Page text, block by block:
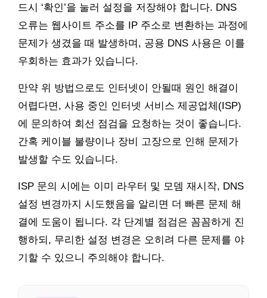
드시 ‘확인’을 눌러 설정을 저장해야 합니다. DNS
오류는 웹사이트 주소를 IP 주소로 변환하는 과정에
문제가 생겼을 때 발생하며, 공용 DNS 사용은 이를
우회하는 효과가 있습니다.
만약 위 방법으로도 인터넷이 안될때 원인 해결이
어렵다면, 사용 중인 인터넷 서비스 제공업체(ISP)
에 문의하여 회선 점검을 요청하는 것이 좋습니다.
간혹 케이블 불량이나 장비 고장으로 인해 문제가
발생할 수도 있습니다.
ISP 문의 시에는 이미 라우터 및 모뎀 재시작, DNS
설정 변경까지 시도했음을 알리면 더 빠른 문제 해
결에 도움이 됩니다. 각 단계별 점검은 꼼꼼하게 진
행하되, 무리한 설정 변경은 오히려 다른 문제를 야
기할 수 있으니 주의해야 합니다.